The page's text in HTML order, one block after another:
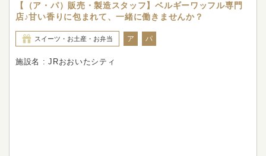
【（ア・パ）販売・製造スタッフ】ベルギーワッフル専門
店♪甘い香りに包まれて、一緒に働きませんか？
スイーツ・お土産・お弁当 ア パ
施設名 : JRおおいたシティ